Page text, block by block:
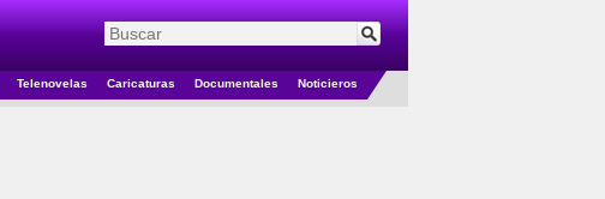
Telenovelas Caricaturas Documentales Noticieros